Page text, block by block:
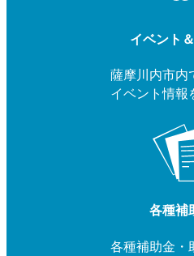
イベント
薩摩川内市内
イベント情報
各種補
各種補助金・